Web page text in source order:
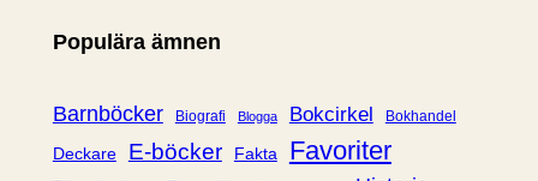
g
r
i
Populära ämnen
Barnböcker Biografi Blogga Bokcirkel Bokhandel
Deckare E-böcker Fakta Favoriter